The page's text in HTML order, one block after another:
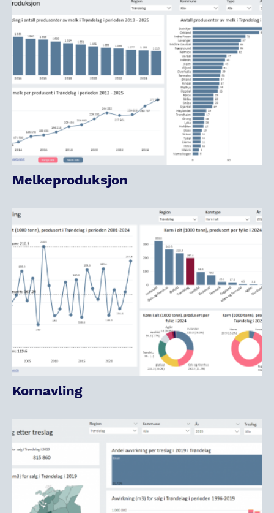
Melkeproduksjon
Kornavling